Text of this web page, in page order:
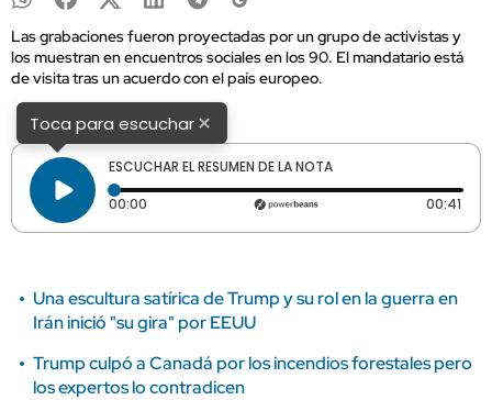
Las grabaciones fueron proyectadas por un grupo de activistas y
los muestran en encuentros sociales en los 90. El mandatario está
de visita tras un acuerdo con el país europeo.
Toca para escuchar×
ESCUCHAR EL RESUMEN DE LA NOTA
00:00 Tiempo transcurrido: 0 segundos 00:41
Una escultura satírica de Trump y su rol en la guerra en
Irán inició "su gira" por EEUU
Trump culpó a Canadá por los incendios forestales pero
los expertos lo contradicen